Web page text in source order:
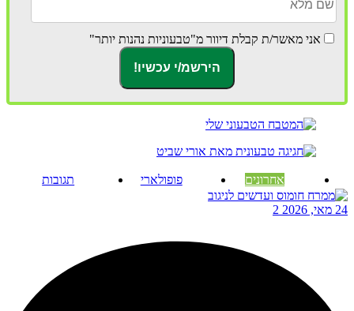
אני מאשר/ת קבלת דיוור מ"טבעוניות נהנות יותר"
אחרונים פופולארי תגובות
24 מאי, 2026 2